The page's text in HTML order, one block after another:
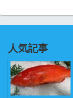
人気記事